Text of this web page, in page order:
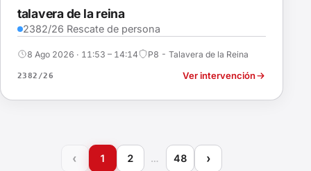
talavera de la reina
2382/26 Rescate de persona
8 Ago 2026 · 11:53 – 14:14 P8 - Talavera de la Reina
2382/26 Ver intervención
‹ 1 2 … 48 ›